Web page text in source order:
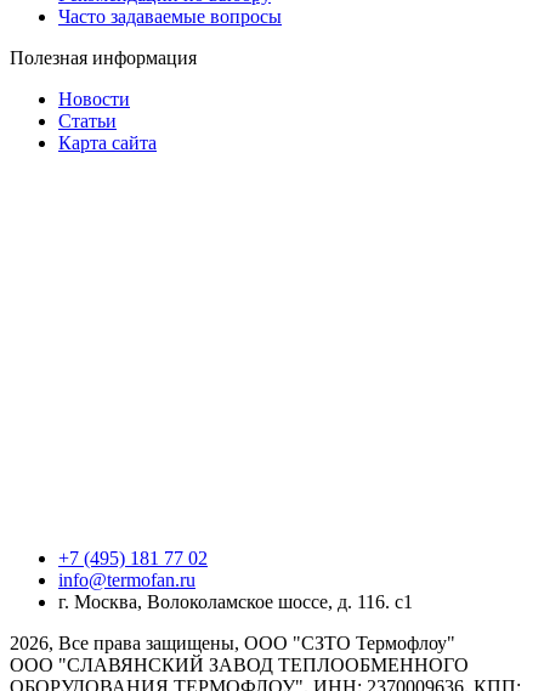
Часто задаваемые вопросы
Полезная информация
Новости
Статьи
Карта сайта
+7 (495) 181 77 02
info@termofan.ru
г. Москва, Волоколамское шоссе, д. 116. с1
2026, Все права защищены, ООО "СЗТО Термофлоу"
ООО "СЛАВЯНСКИЙ ЗАВОД ТЕПЛООБМЕННОГО